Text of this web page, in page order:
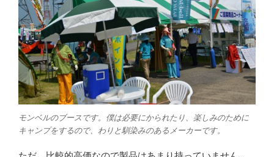
モンベルのブースです。僕は必要にかられたり、楽しみのために
キャンプをするので、わりと馴染みのあるメーカーです。